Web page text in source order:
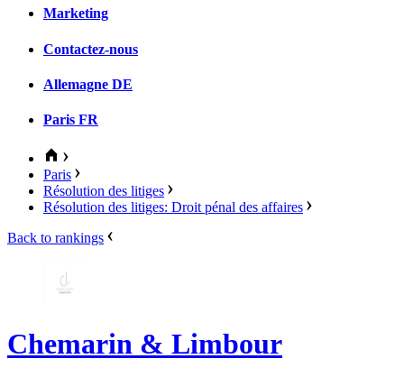
Marketing
Contactez-nous
Allemagne DE
Paris FR
Paris
Résolution des litiges
Résolution des litiges: Droit pénal des affaires
Back to rankings
Chemarin & Limbour